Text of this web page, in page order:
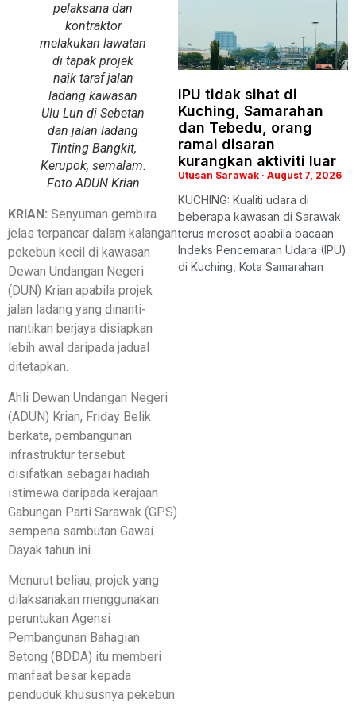
pelaksana dan
kontraktor
melakukan lawatan
di tapak projek
naik taraf jalan
ladang kawasan
Ulu Lun di Sebetan
dan jalan ladang
Tinting Bangkit,
Kerupok, semalam.
Foto ADUN Krian
KRIAN: Senyuman gembira
jelas terpancar dalam kalangan
pekebun kecil di kawasan
Dewan Undangan Negeri
(DUN) Krian apabila projek
jalan ladang yang dinanti-
nantikan berjaya disiapkan
lebih awal daripada jadual
ditetapkan.
Ahli Dewan Undangan Negeri
(ADUN) Krian, Friday Belik
berkata, pembangunan
infrastruktur tersebut
disifatkan sebagai hadiah
istimewa daripada kerajaan
Gabungan Parti Sarawak (GPS)
sempena sambutan Gawai
Dayak tahun ini.
Menurut beliau, projek yang
dilaksanakan menggunakan
peruntukan Agensi
Pembangunan Bahagian
Betong (BDDA) itu memberi
manfaat besar kepada
penduduk khususnya pekebun
IPU tidak sihat di
Kuching, Samarahan
dan Tebedu, orang
ramai disaran
kurangkan aktiviti luar
Utusan Sarawak August 7, 2026
KUCHING: Kualiti udara di
beberapa kawasan di Sarawak
terus merosot apabila bacaan
Indeks Pencemaran Udara (IPU)
di Kuching, Kota Samarahan